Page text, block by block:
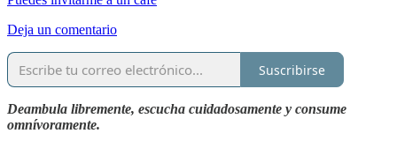
Deja un comentario
Suscribirse
Deambula libremente, escucha cuidadosamente y consume
omnívoramente.